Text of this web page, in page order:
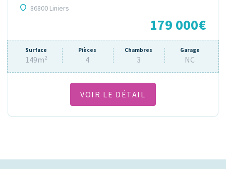
86800 Liniers
179 000€
Surface
149m²
Pièces
4
Chambres
3
Garage
NC
VOIR LE DÉTAIL